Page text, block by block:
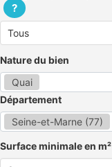
?
Nature du bien
Quai
Département
Seine-et-Marne (77)
Surface minimale en m²